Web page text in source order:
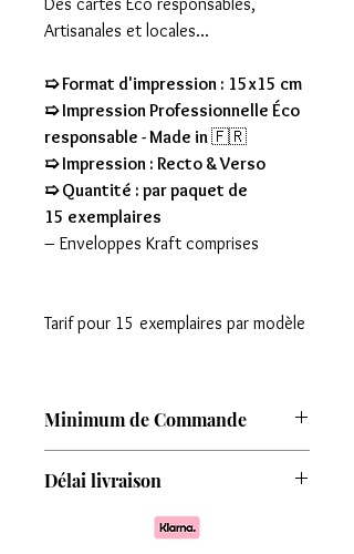
Artisanales et locales...
➯ Format d'impression : 15x15 cm
➯ Impression Professionnelle Éco
responsable - Made in🇫🇷
➯ Impression : Recto & Verso
➯ Quantité : par paquet de
15 exemplaires
– Enveloppes Kraft comprises
Tarif pour 15 exemplaires par modèle
Minimum de Commande
8 modèles
Délai livraison
Comptez une livraison entre 7 à 15 jours